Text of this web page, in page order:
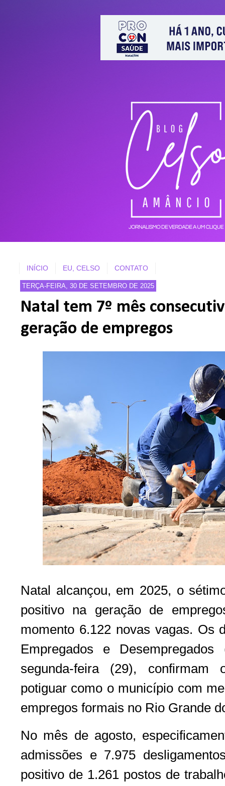
INÍCIO EU, CELSO CONTATO
TERÇA-FEIRA, 30 DE SETEMBRO DE 2025
Natal tem 7º mês
geração de empregos
Natal alcançou, em 2025, o
positivo na geração de
momento 6.122 novas vagas. Os
Empregados e
segunda-feira (29), confirmam
potiguar como o município com
empregos formais no Rio Grande
No mês de agosto,
admissões e 7.975
positivo de 1.261 postos de